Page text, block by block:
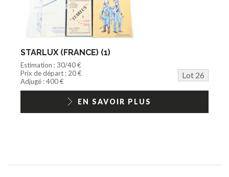
STARLUX (FRANCE) (1)
Estimation : 30/40 €
Prix de départ : 20 €
Lot 26
Adjugé : 400 €
EN SAVOIR PLUS